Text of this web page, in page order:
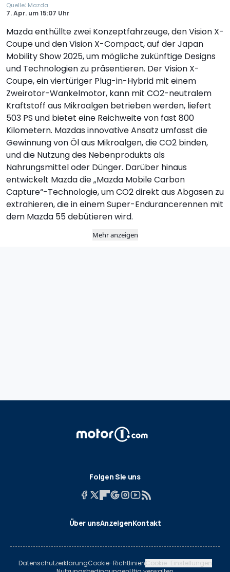
Quelle: Mazda
7. Apr. um15:07 Uhr
Mazda enthüllte zwei Konzeptfahrzeuge, den Vision X-
Coupe und den Vision X-Compact, auf der Japan
Mobility Show 2025, um mögliche zukünftige Designs
und Technologien zu präsentieren. Der Vision X-
Coupe, ein viertüriger Plug-in-Hybrid mit einem
Zweirotor-Wankelmotor, kann mit CO2-neutralem
Kraftstoff aus Mikroalgen betrieben werden, liefert
503 PS und bietet eine Reichweite von fast 800
Kilometern. Mazdas innovative Ansatz umfasst die
Gewinnung von Öl aus Mikroalgen, die CO2 binden,
und die Nutzung des Nebenprodukts als
Nahrungsmittel oder Dünger. Darüber hinaus
entwickelt Mazda die „Mazda Mobile Carbon
Capture“-Technologie, um CO2 direkt aus Abgasen zu
extrahieren, die in einem Super-Endurancerennen mit
dem Mazda 55 debütieren wird.
Mehr anzeigen
Folgen Sie uns
Über unsAnzeigenKontakt
DatenschutzerklärungCookie-RichtlinienCookie-Einstellungen